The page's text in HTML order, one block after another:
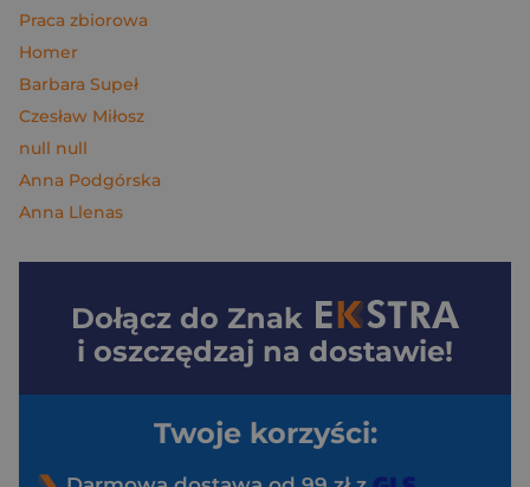
Praca zbiorowa
Homer
Barbara Supeł
Czesław Miłosz
null null
Anna Podgórska
Anna Llenas
Dołącz do Znak
i oszczędzaj na dostawie!
Twoje korzyści: